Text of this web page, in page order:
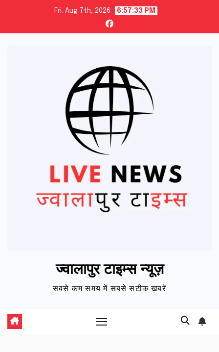
content
Fri. Aug 7th, 2026 6:57:33 PM
ज्वालापुर टाइम्स न्यूज़
सबसे कम समय में सबसे सटीक खबरें